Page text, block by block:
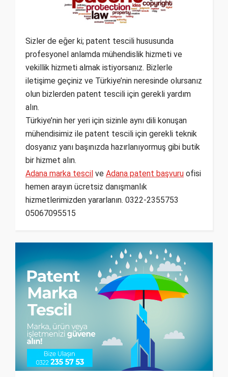
Sizler de eğer ki; patent tescili hususunda
profesyonel anlamda mühendislik hizmeti ve
vekillik hizmeti almak istiyorsanız. Bizlerle
iletişime geçiniz ve Türkiye’nin neresinde olursanız
olun bizlerden patent tescili için gerekli yardım
alın.
Türkiye’nin her yeri için sizinle aynı dili konuşan
mühendisimiz ile patent tescili için gerekli teknik
dosyanız yanı başınızda hazırlanıyormuş gibi butik
bir hizmet alın.
Adana marka tescil ve Adana patent başvuru ofisi
hemen arayın ücretsiz danışmanlık
hizmetlerimizden yararlanın. 0322-2355753
05067095515